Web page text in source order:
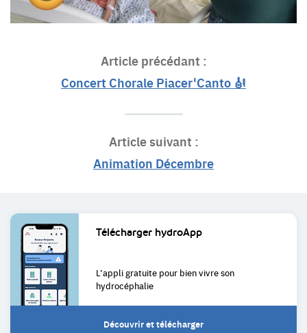
Article précédant :
Concert Chorale Piacer'Canto 🎻
Article suivant :
Animation Décembre
Liens
utiles
Télécharger hydroApp
L’appli gratuite pour bienvivre son
hydrocéphalie
Découvrir et télécharger